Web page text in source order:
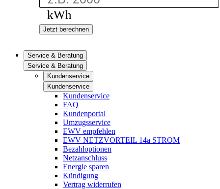
kWh
Jetzt berechnen
Service & Beratung
Service & Beratung
Kundenservice
Kundenservice
Kundenservice
FAQ
Kundenportal
Umzugsservice
EWV empfehlen
EWV NETZVORTEIL 14a STROM
Bezahloptionen
Netzanschluss
Energie sparen
Kündigung
Vertrag widerrufen